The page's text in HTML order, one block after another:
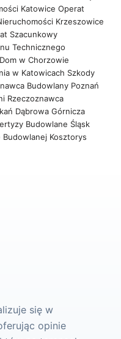
Katowice Operat
Krzeszowice
Szacunkowy
Technicznego
w Chorzowie
w Katowicach Szkody
Budowlany Poznań
Rzeczoznawca
Dąbrowa Górnicza
Budowlane Śląsk
Budowlanej Kosztorys
się w
opinie